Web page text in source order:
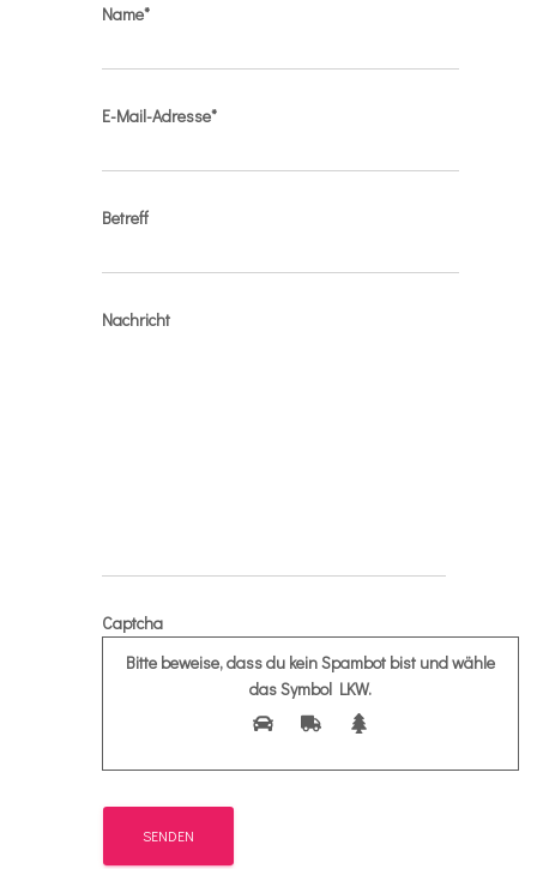
Name*
E-Mail-Adresse*
Betreff
Nachricht
Captcha
Bitte beweise, dass du kein Spambot bist und wähle
das Symbol LKW.